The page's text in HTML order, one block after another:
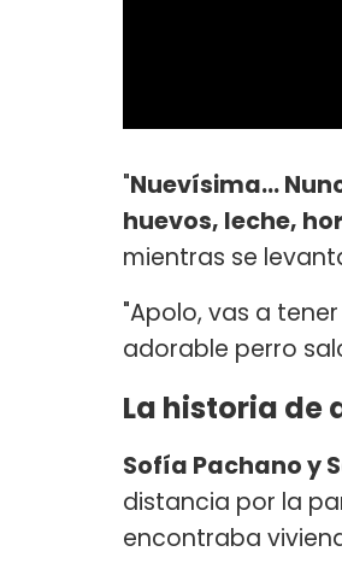
"Nuevísima...
huevos, leche,
mientras se
"Apolo, vas a
adorable perro
La historia de
Sofía Pachano y
distancia por la
encontraba